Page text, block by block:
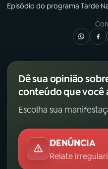
Episódio do programa Tarde
Dê sua opinião
conteúdo que você
Escolha sua
DENÚNCIA
Relate